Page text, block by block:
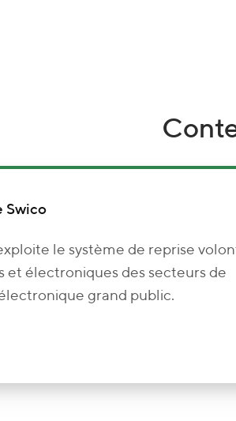
Swico
le système de reprise
et électroniques des secteurs de
grand public.